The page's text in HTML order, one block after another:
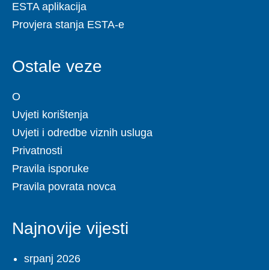
ESTA aplikacija
Provjera stanja ESTA-e
Ostale veze
O
Uvjeti korištenja
Uvjeti i odredbe viznih usluga
Privatnosti
Pravila isporuke
Pravila povrata novca
Najnovije vijesti
srpanj 2026